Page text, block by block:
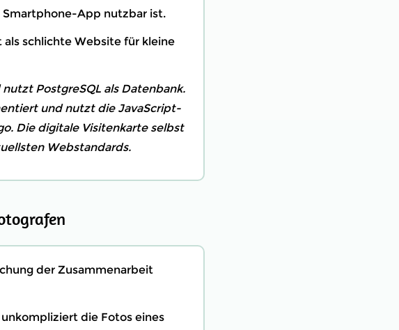
Smartphone-App nutzbar ist.
als schlichte Website für kleine
PostgreSQL als Datenbank.
und nutzt die JavaScript-
Die digitale Visitenkarte selbst
Webstandards.
der Zusammenarbeit
die Fotos eines